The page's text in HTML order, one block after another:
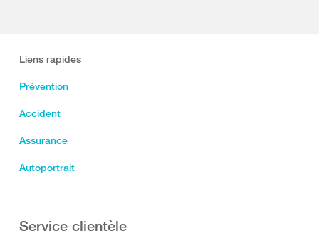
Liens rapides
Prévention
Accident
Assurance
Autoportrait
Service clientèle